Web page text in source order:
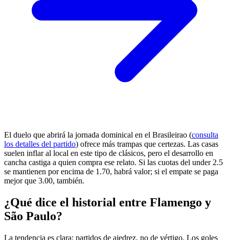
El duelo que abrirá la jornada dominical en el Brasileirao (consulta
los detalles del partido) ofrece más trampas que certezas. Las casas
suelen inflar al local en este tipo de clásicos, pero el desarrollo en
cancha castiga a quien compra ese relato. Si las cuotas del under 2.5
se mantienen por encima de 1.70, habrá valor; si el empate se paga
mejor que 3.00, también.
¿Qué dice el historial entre Flamengo y
São Paulo?
La tendencia es clara: partidos de ajedrez, no de vértigo. Los goles